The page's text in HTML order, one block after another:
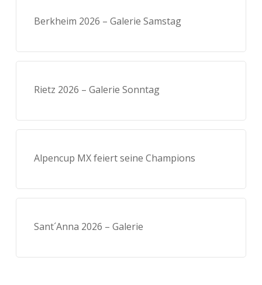
Berkheim 2026 – Galerie Samstag
Rietz 2026 – Galerie Sonntag
Alpencup MX feiert seine Champions
Sant´Anna 2026 – Galerie